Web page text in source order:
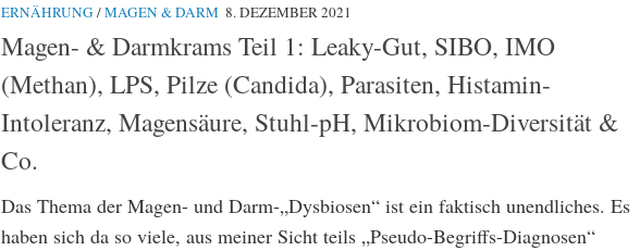
ERNÄHRUNG /MAGEN & DARM 8. DEZEMBER 2021
Magen- & Darmkrams Teil 1: Leaky-Gut, SIBO, IMO
(Methan), LPS, Pilze (Candida), Parasiten, Histamin-
Intoleranz, Magensäure, Stuhl-pH, Mikrobiom-Diversität &
Co.
Das Thema der Magen- und Darm-„Dysbiosen“ ist ein faktisch unendliches. Es
haben sich da so viele, aus meiner Sicht teils „Pseudo-Begriffs-Diagnosen“